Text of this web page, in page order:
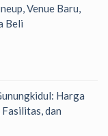
Venue Baru,
Beli
Harga
dan